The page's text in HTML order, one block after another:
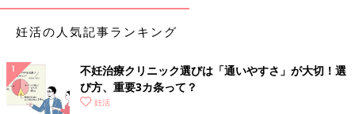
妊活の人気記事ランキング
不妊治療クリニック選びは「通いやすさ」が大切！選
び方、重要3カ条って？
妊活